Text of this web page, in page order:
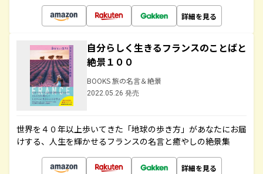
詳細を見る
自分らしく生きるフランスのことばと
絶景１００
BOOKS 旅の名言＆絶景
2022.05.26 発売
世界を４０年以上歩いてきた「地球の歩き方」があなたにお届
けする、人生を輝かせるフランスの名言と癒やしの絶景集
詳細を見る